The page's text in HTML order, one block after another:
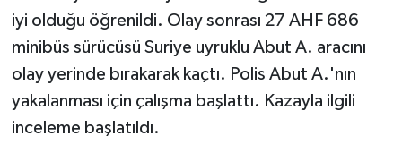
iyi olduğu öğrenildi. Olay sonrası 27 AHF 686
minibüs sürücüsü Suriye uyruklu Abut A. aracını
olay yerinde bırakarak kaçtı. Polis Abut A.'nın
yakalanması için çalışma başlattı. Kazayla ilgili
inceleme başlatıldı.